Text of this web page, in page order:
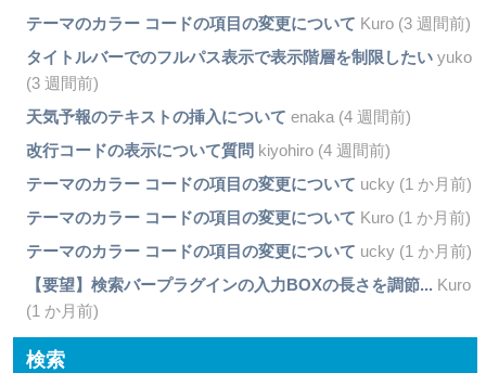
テーマのカラー コードの項目の変更について Kuro (3 週間前)
タイトルバーでのフルパス表示で表示階層を制限したいyuko
(3 週間前)
天気予報のテキストの挿入について enaka (4 週間前)
改行コードの表示について質問 kiyohiro (4 週間前)
テーマのカラー コードの項目の変更について ucky (1 か月前)
テーマのカラー コードの項目の変更について Kuro (1 か月前)
テーマのカラー コードの項目の変更について ucky (1 か月前)
【要望】検索バープラグインの入力BOXの長さを調節... Kuro
(1 か月前)
検索